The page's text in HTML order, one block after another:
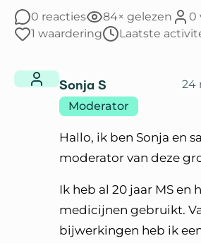
0 reacties 84× gelezen
0
1 waardering
Laatste
Sonja S
24
Moderator
Hallo, ik ben Sonja en
moderator van deze
Ik heb al 20 jaar MS en
medicijnen gebruikt.
bijwerkingen heb ik